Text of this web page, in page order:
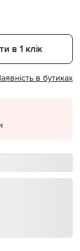
в 1 клік
в бутиках